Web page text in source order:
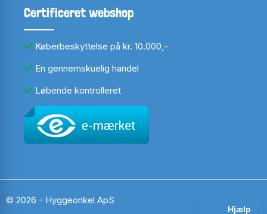
Certificeret webshop
Køberbeskyttelse på kr. 10.000,-
En gennemskuelig handel
Løbende kontrolleret
© 2026 - Hyggeonkel ApS